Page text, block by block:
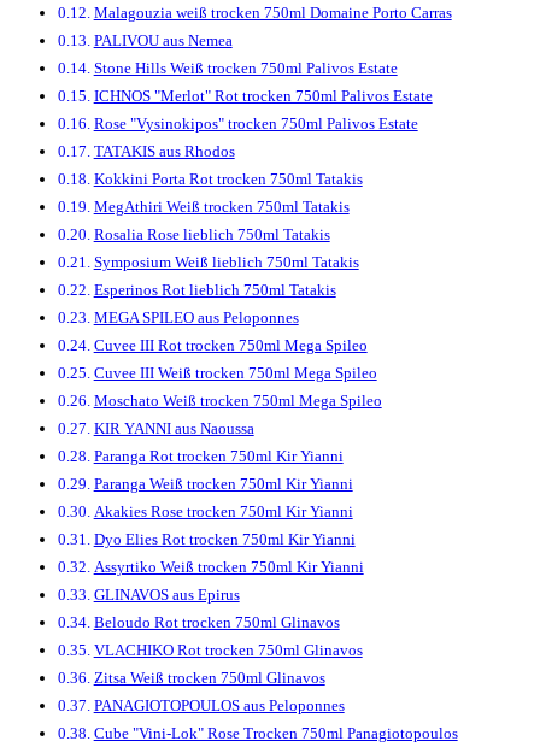
Malagouzia weiß trocken 750ml Domaine Porto Carras
PALIVOU aus Nemea
Stone Hills Weiß trocken 750ml Palivos Estate
ICHNOS "Merlot" Rot trocken 750ml Palivos Estate
Rose "Vysinokipos" trocken 750ml Palivos Estate
TATAKIS aus Rhodos
Kokkini Porta Rot trocken 750ml Tatakis
MegAthiri Weiß trocken 750ml Tatakis
Rosalia Rose lieblich 750ml Tatakis
Symposium Weiß lieblich 750ml Tatakis
Esperinos Rot lieblich 750ml Tatakis
MEGA SPILEO aus Peloponnes
Cuvee III Rot trocken 750ml Mega Spileo
Cuvee III Weiß trocken 750ml Mega Spileo
Moschato Weiß trocken 750ml Mega Spileo
KIR YANNI aus Naoussa
Paranga Rot trocken 750ml Kir Yianni
Paranga Weiß trocken 750ml Kir Yianni
Akakies Rose trocken 750ml Kir Yianni
Dyo Elies Rot trocken 750ml Kir Yianni
Assyrtiko Weiß trocken 750ml Kir Yianni
GLINAVOS aus Epirus
Beloudo Rot trocken 750ml Glinavos
VLACHIKO Rot trocken 750ml Glinavos
Zitsa Weiß trocken 750ml Glinavos
PANAGIOTOPOULOS aus Peloponnes
Cube "Vini-Lok" Rose Trocken 750ml Panagiotopoulos